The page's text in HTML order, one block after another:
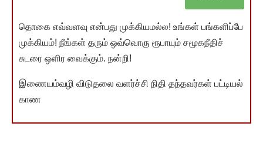
தொகை எவ்வளவு என்பது முக்கியமல்ல! உங்கள் பங்களிப்பே
முக்கியம்! நீங்கள் தரும் ஒவ்வொரு ரூபாயும் சமூகநீதிச்
சுடரை ஒளிர வைக்கும். நன்றி!
இணையம்வழி விடுதலை வளர்ச்சி நிதி தந்தவர்கள் பட்டியல்
காண